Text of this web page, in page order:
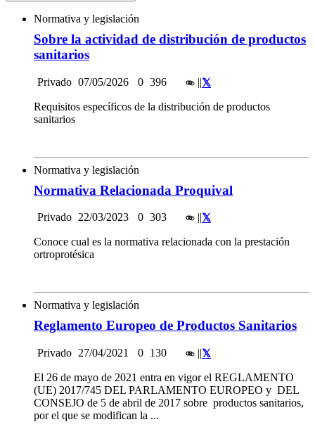
Normativa y legislación
Sobre la actividad de distribución de productos
sanitarios
Privado 07/05/2026 0 396 ||
Requisitos específicos de la distribución de productos
sanitarios
Normativa y legislación
Normativa Relacionada Proquival
Privado 22/03/2023 0 303 ||
Conoce cual es la normativa relacionada con la prestación
ortroprotésica
Normativa y legislación
Reglamento Europeo de Productos Sanitarios
Privado 27/04/2021 0 130 ||
El 26 de mayo de 2021 entra en vigor el REGLAMENTO
(UE) 2017/745 DEL PARLAMENTO EUROPEO y DEL
CONSEJO de 5 de abril de 2017 sobre productos sanitarios,
por el que se modifican la ...